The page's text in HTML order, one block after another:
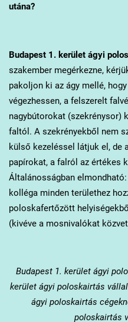
utána?
Budapest 1. kerületágyi
szakember megérkezne,
pakoljon ki az ágy mellé,
végezhessen, a felszerelt
nagybútorokat (szekrénysor)
faltól. A szekrényekből nem
külső kezeléssel látjuk el, de
papírokat, a falról az értékes
Általánosságban
kolléga minden területhez
poloskafertőzött
(kivéve a mosnivalókat
Budapest 1. kerület ágyi
kerület ágyi poloskairtás
ágyi poloskairtás
poloskairtás